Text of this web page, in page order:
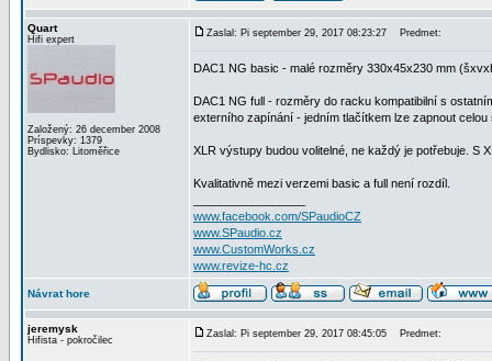
Quart
Hifi expert
Založený: 26 december 2008
Príspevky: 1379
Bydlisko: Litoměřice
Zaslal: Pi september 29, 2017 08:23:27 Predmet:
DAC1 NG basic - malé rozměry 330x45x230 mm
DAC1 NG full - rozměry do racku kompatibilní s
externího zapínání - jedním tlačítkem lze zapnout celou
XLR výstupy budou volitelné, ne každý je potřebuje. S
Kvalitativně mezi verzemi basic a full není rozdíl.
www.facebook.com/SPaudioCZ
www.SPaudio.cz
www.CustomWorks.cz
www.revize-hc.cz
Návrat hore
jeremysk
Hifista - pokročilec
Zaslal: Pi september 29, 2017 08:45:05 Predmet: